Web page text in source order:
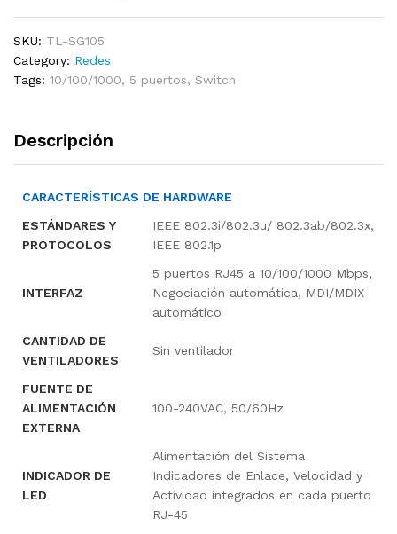
puertos
a
10/100/1000
SKU: TL-SG105
Category: Redes
Tags: 10/100/1000, 5 puertos, Switch
Descripción
CARACTERÍSTICAS DE HARDWARE
ESTÁNDARES Y
PROTOCOLOS
IEEE 802.3i/802.3u/ 802.3ab/802.3x,
IEEE 802.1p
INTERFAZ
5 puertos RJ45 a 10/100/1000 Mbps,
Negociación automática, MDI/MDIX
automático
CANTIDAD DE
VENTILADORES
Sin ventilador
FUENTE DE
ALIMENTACIÓN
EXTERNA
100-240VAC, 50/60Hz
INDICADOR DE
LED
Alimentación del Sistema
Indicadores de Enlace, Velocidad y
Actividad integrados en cada puerto
RJ-45